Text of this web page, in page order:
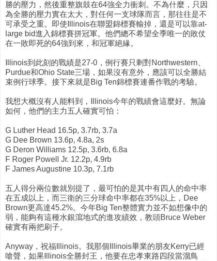
勝的壓力，然後重整旗鼓在64強全力衝刺。不為什麼，只因
為全勝的壓力實在太大，對任何一支球隊而言，那往往是不
可承受之重。即使Illinois在聯盟錦標賽輸掉，還是可以靠at-
large bid進入錦標賽拼冠軍。他們總不希望全季唯一的敗仗
在一敗即死的64強到來，和冠軍絕緣。
Illinois到此刻的戰績是27-0，例行賽只剩對Northwestern、
Purdue和Ohio State三場，如果沒有意外，應該可以全勝結
束例行球季。接下來就是Big Ten錦標賽連番作戰的考驗。
我想大概沒有人能料到，Illinois今年的戰績會這麼好。無論
如何，他們的主力五人確實可怕：
G Luther Head 16.5p, 3.7rb, 3.7a
G Dee Brown 13.6p, 4.8a, 2s
G Deron Williams 12.5p, 3.6rb, 6.8a
F Roger Powell Jr. 12.2p, 4.9rb
F James Augustine 10.3p, 7.1rb
五人得分兩位數就別提了，最可怕的是其中有四人的命中率
在五成以上，而三衛的三分球命中率都在35%以上，Dee
Brown更高達45.2%。今年Big Ten整體實力並不如想像中的
弱，能夠有這種水銀瀉地式的進攻績效，教頭Bruce Weber
確實有兩把刷子。
Anyway，祝福Illinois。我那個Illinois畢業的朋友Kerry已經
嗆聲，如果Illinois全勝封王，他要在忠孝東路四段當溜鳥